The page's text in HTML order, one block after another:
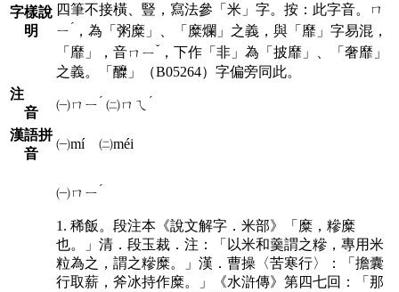
字樣說
明
四筆不接橫、豎，寫法參「米」字。按：此字音。
ㄇ
ㄧ ˊ ，為「粥糜」、「糜爛」之義，與「靡」字易混，
「靡」，音ㄇㄧˇ ，下作「非」為「披靡」、「奢靡」
之義。「醾」（B05264）字偏旁同此。
注
音
㈠ㄇㄧ ˊ ㈡ㄇㄟ ˊ
漢語拼
音
㈠mí ㈡méi
㈠ㄇㄧ ˊ
1. 稀飯。段注本《說文解字．米部》「糜，糝糜
也。」清．段玉裁．注：「以米和羹謂之糝，專用米
粒為之，謂之糝糜。」漢．曹操〈苦寒行〉：「擔囊
行取薪，斧冰持作糜。」《水滸傳》第四七回：「那